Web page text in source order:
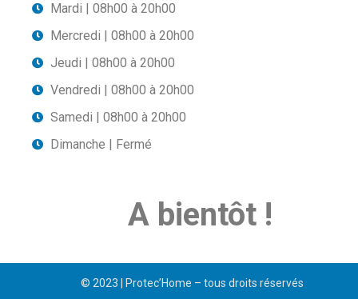
Mardi | 08h00 à 20h00
Mercredi | 08h00 à 20h00
Jeudi | 08h00 à 20h00
Vendredi | 08h00 à 20h00
Samedi | 08h00 à 20h00
Dimanche | Fermé
A bientôt !
© 2023 | Protec’Home – tous droits réservés